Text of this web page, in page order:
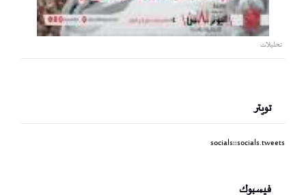
تحليلات
تويتر
socials::socials.tweets
فيسبوك